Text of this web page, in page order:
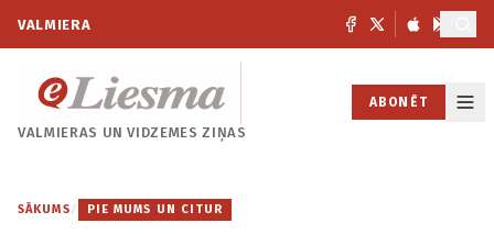
VALMIERA
VALMIERAS UNVIDZEMES ZIŅAS
ABONĒT
SĀKUMS / PIE MUMS UN CITUR